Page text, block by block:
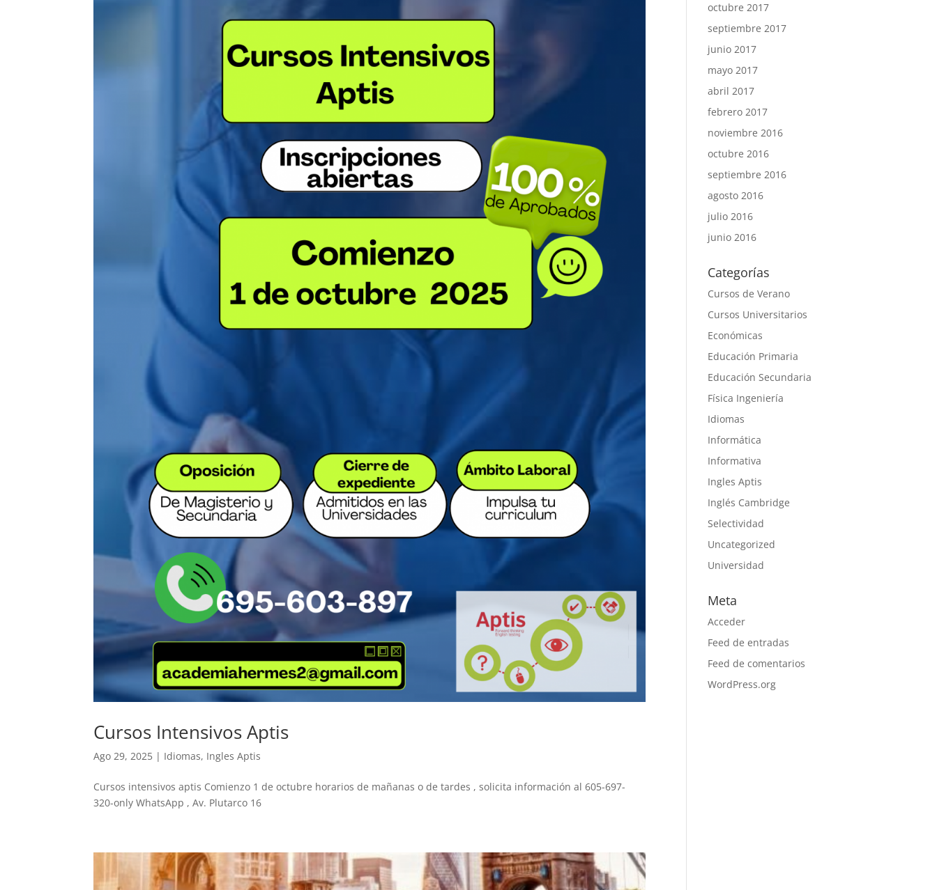
Cursos Intensivos Aptis
Ago 29, 2025 | Idiomas, Ingles Aptis
Cursos intensivos aptis Comienzo 1 de octubre horarios de mañanas o de tardes , solicita información al 605-697-
320-only WhatsApp , Av. Plutarco 16
octubre 2017
septiembre 2017
junio 2017
mayo 2017
abril 2017
febrero 2017
noviembre 2016
octubre 2016
septiembre 2016
agosto 2016
julio 2016
junio 2016
Categorías
Cursos de Verano
Cursos Universitarios
Económicas
Educación Primaria
Educación Secundaria
Física Ingeniería
Idiomas
Informática
Informativa
Ingles Aptis
Inglés Cambridge
Selectividad
Uncategorized
Universidad
Meta
Acceder
Feed de entradas
Feed de comentarios
WordPress.org